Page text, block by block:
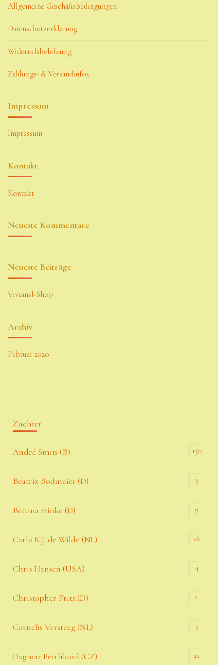
Allgemeine Geschäftsbedingungen
Datenschutzerklärung
Widerrufsbelehrung
Zahlungs- & Versandinfos
Impressum
Impressum
Kontakt
Kontakt
Neueste Kommentare
Neueste Beiträge
Vivumsl-Shop
Archiv
Februar 2020
Züchter
André Smits (B) 150
Beatrix Bodmeier (D) 3
Bettina Hinke (D) 9
Carlo K.J. de Wilde (NL) 16
Chris Hansen (USA) 4
Christopher Fritz (D) 1
Cornelis Versteeg (NL) 5
Dagmar Petrlíková (CZ) 41